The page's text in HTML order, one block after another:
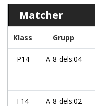
Matcher
Klass Grupp
P14 A-8-dels:04
F14 A-8-dels:02